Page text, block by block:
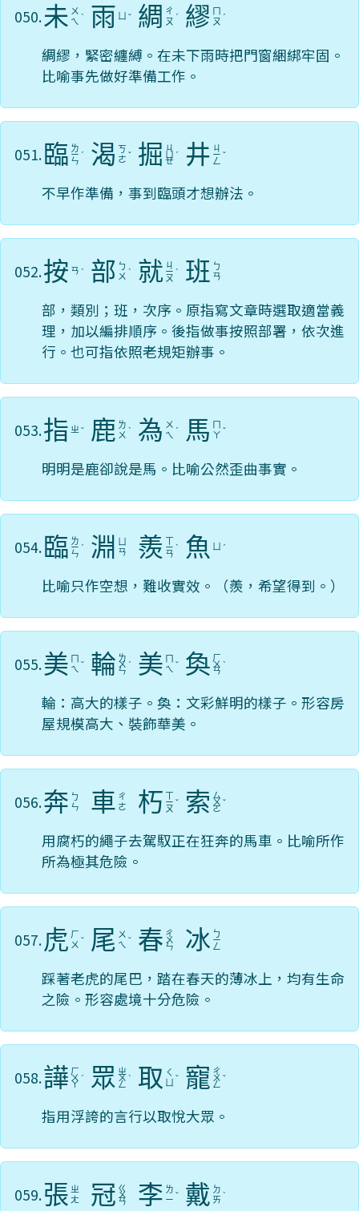
050.未 ㄨ
ㄟ ˋ 雨 ˇ 綢 ㄔ
ㄡ ˊ 繆 ㄡ ˊ
綢繆，緊密纏縛。在未下雨時把門窗綑綁牢固。
比喻事先做好準備工作。
051. 臨 ㄌ
ㄧ
ㄣ
ˊ 渴 ㄎ
ㄜ ˇ 掘 ㄐ
ㄩ
ㄝ
ˊ 井 ㄐ
ㄧ
ㄥ
ˇ
不早作準備，事到臨頭才想辦法。
052.按 ㄢ ˋ 部 ㄅ
ㄨ ˋ 就 ㄐ
ㄧ
ㄡ
ˋ 班 ㄅ
ㄢ
部，類別；班，次序。原指寫文章時選取適當義
理，加以編排順序。後指做事按照部署，依次進
行。也可指依照老規矩辦事。
053.指 ㄓ ˇ 鹿 ㄌ
ㄨ ˋ 為 ㄨ
ㄟ ˊ 馬 ㄚ ˇ
明明是鹿卻說是馬。比喻公然歪曲事實。
054. 臨 ㄌ
ㄧ
ㄣ
ˊ 淵
ㄢ
羨 ㄧ
ㄢ
ˋ 魚 ˊ
比喻只作空想，難收實效。（羨，希望得到。）
055.美 ㄟ ˇ 輪 ㄌ
ㄨ
ㄣ
ˊ 美 ㄟ ˇ 奐 ㄏ
ㄨ
ㄢ
ˋ
輪：高大的樣子。奐：文彩鮮明的樣子。形容房
屋規模高大、裝飾華美。
056.奔 ㄅ
ㄣ
車 ㄔ
ㄜ
朽 ㄧ
ㄡ
ˇ 索 ㄙ
ㄨ
ㄛ
ˇ
用腐朽的繩子去駕馭正在狂奔的馬車。比喻所作
所為極其危險。
057.虎 ㄏ
ㄨ ˇ 尾 ㄨ
ㄟ ˇ 春 ㄔ
ㄨ
ㄣ 冰 ㄅ
ㄧ
ㄥ
踩著老虎的尾巴，踏在春天的薄冰上，均有生命
之險。形容處境十分危險。
058.譁 ㄏ
ㄨ
ㄚ
ˊ 眾 ㄓ
ㄨ
ㄥ
ˋ 取 ㄑ
ˇ 寵 ㄔ
ㄨ
ㄥ
ˇ
指用浮誇的言行以取悅大眾。
059.張 ㄓ
ㄤ
冠 ㄍ
ㄨ
ㄢ 李 ㄌ
ㄧ ˇ 戴 ㄉ
ㄞ ˋ